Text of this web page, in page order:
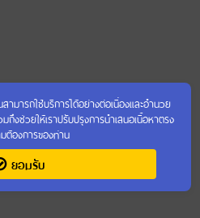
ามารถใช้บริการได้อย่างต่อเนื่องและอำนวย
ถึงช่วยให้เราปรับปรุงการนำเสนอเนื้อหาตรง
ต้องการของท่าน
ยอมรับ